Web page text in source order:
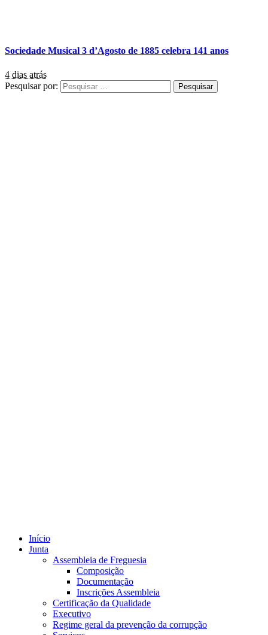
Sociedade Musical 3 d’Agosto de 1885 celebra 141 anos
4 dias atrás
Pesquisar por:
Início
Junta
Assembleia de Freguesia
Composição
Documentação
Inscrições Assembleia
Certificação da Qualidade
Executivo
Regime geral da prevenção da corrupção